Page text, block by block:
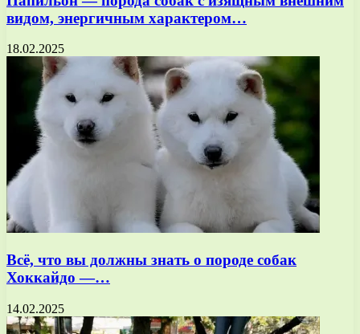
видом, энергичным характером…
18.02.2025
Всё, что вы должны знать о породе собак
Хоккайдо —…
14.02.2025